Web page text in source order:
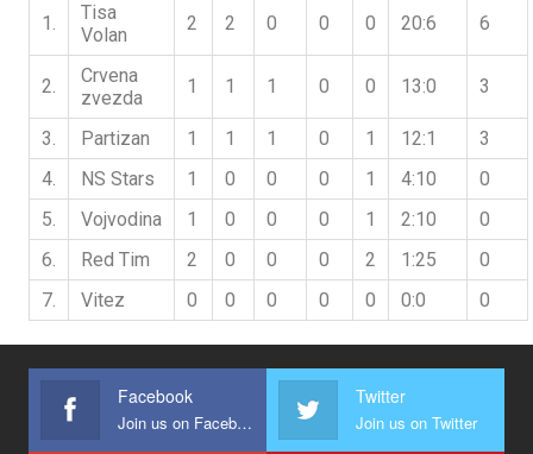
1.
Tisa
Volan
2 2 0 0 0 20:6 6
2.
Crvena
zvezda
1 1 1 0 0 13:0 3
3. Partizan 1 1 1 0 1 12:1
3
4.
NS Stars 1 0 0 0 1 4:10
0
5.
Vojvodina 1 0 0 0 1 2:10
0
6.
Red Tim 2 0 0 0 2 1:25
0
7.
Vitez 0 0 0 0 0 0:0 0
Facebook
Join us on Facebook
Twitter
Join us on Twitter